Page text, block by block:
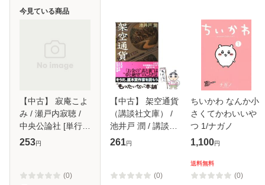
【中古】 寂庵こよ
み / 瀬戸内寂聴 /
中央公論社 [単行
本]【メール便送料
253円
(0)
今見ている商品
【中古】 架空通貨
（講談社文庫） /
池井戸 潤 / 講談社
[文庫]【メール便送
261円
(0)
ちいかわ なんか小
さくてかわいいや
つ 1/ナガノ
1,100円
送料無料
(0)